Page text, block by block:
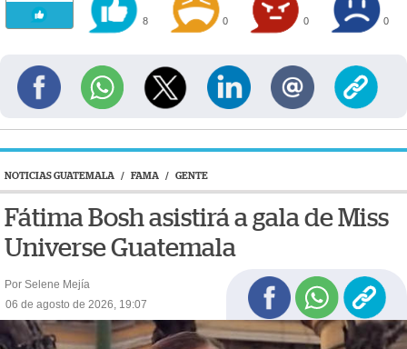
8 0 0 0
NOTICIAS GUATEMALA / FAMA / GENTE
Fátima Bosh asistirá a gala de Miss
Universe Guatemala
Por Selene Mejía
06 de agosto de 2026, 19:07